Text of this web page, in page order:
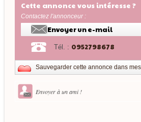
Cette annonce vous intéresse ?
Contactez l'annonceur :
Envoyer un e-mail
Tél. : 0952798678
Sauvegarder cette annonce dans
Envoyer à un ami !